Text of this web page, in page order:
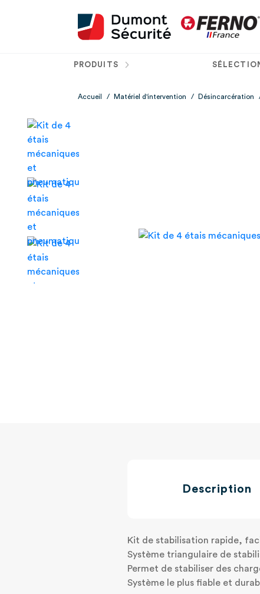
PRODUITS
Accueil / Matériel d'intervention / Désincarcération
Description
Kit de stabilisation rapide,
Système triangulaire de
Permet de stabiliser des
Système le plus fiable et